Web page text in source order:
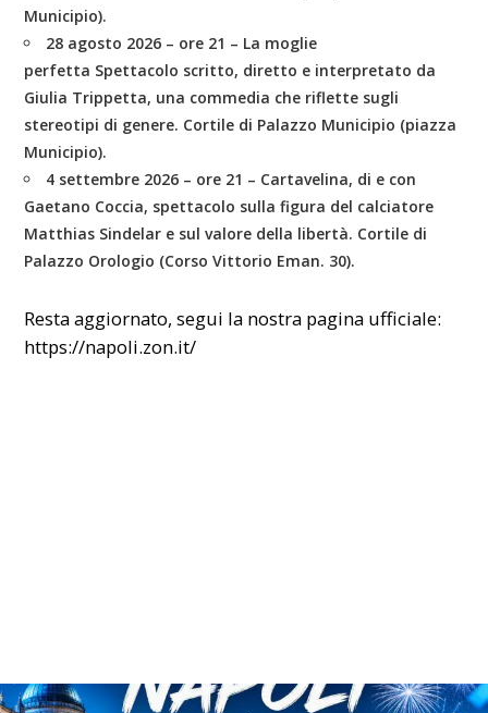
Municipio).
28 agosto 2026 – ore 21 – La moglie
perfetta Spettacolo scritto, diretto e interpretato da
Giulia Trippetta, una commedia che riflette sugli
stereotipi di genere. Cortile di Palazzo Municipio (piazza
Municipio).
4 settembre 2026 – ore 21 – Cartavelina, di e con
Gaetano Coccia, spettacolo sulla figura del calciatore
Matthias Sindelar e sul valore della libertà. Cortile di
Palazzo Orologio (Corso Vittorio Eman. 30).
Resta aggiornato, segui la nostra pagina ufficiale:
https://napoli.zon.it/